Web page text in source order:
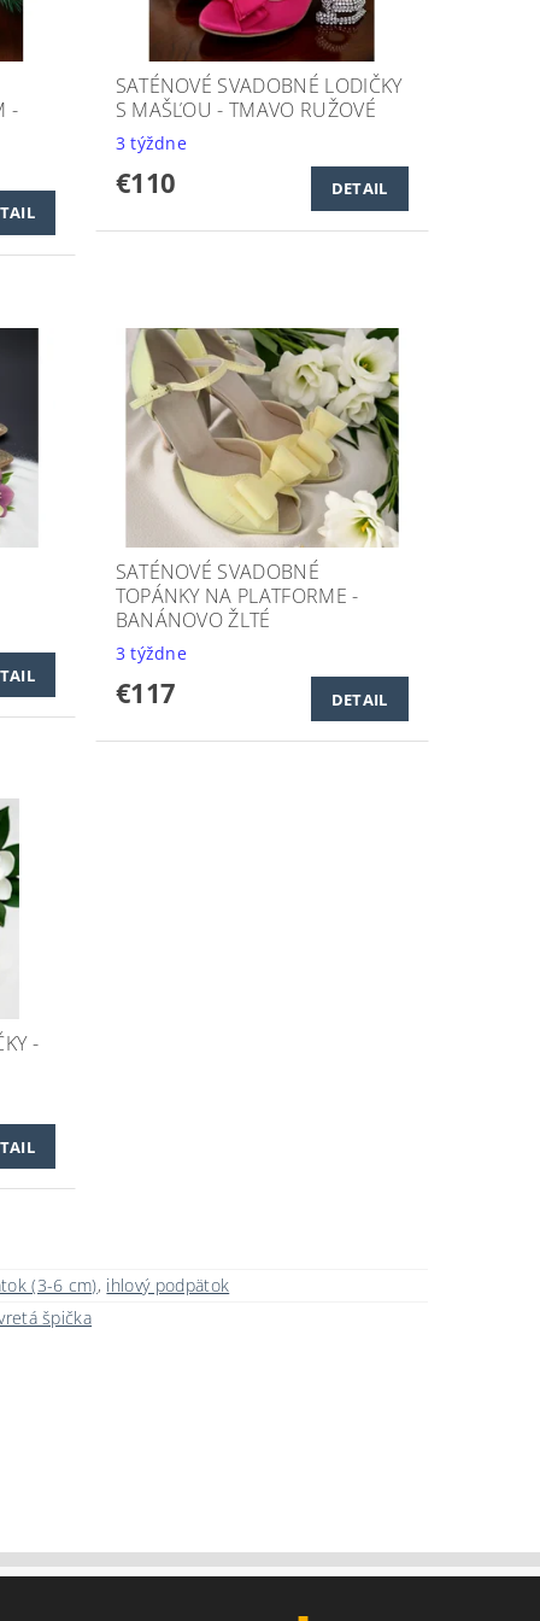
-
SATÉNOVÉ SVADOBNÉ LODIČKY
S MAŠĽOU - TMAVO RUŽOVÉ
3 týždne
€110 DETAIL
SATÉNOVÉ SVADOBNÉ
TOPÁNKY NA PLATFORME -
BANÁNOVO ŽLTÉ
3 týždne
€117 DETAIL
-
(3-6 cm), ihlový podpätok
špička